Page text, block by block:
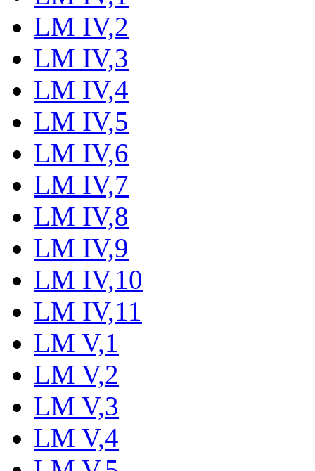
LM IV,2
LM IV,3
LM IV,4
LM IV,5
LM IV,6
LM IV,7
LM IV,8
LM IV,9
LM IV,10
LM IV,11
LM V,1
LM V,2
LM V,3
LM V,4